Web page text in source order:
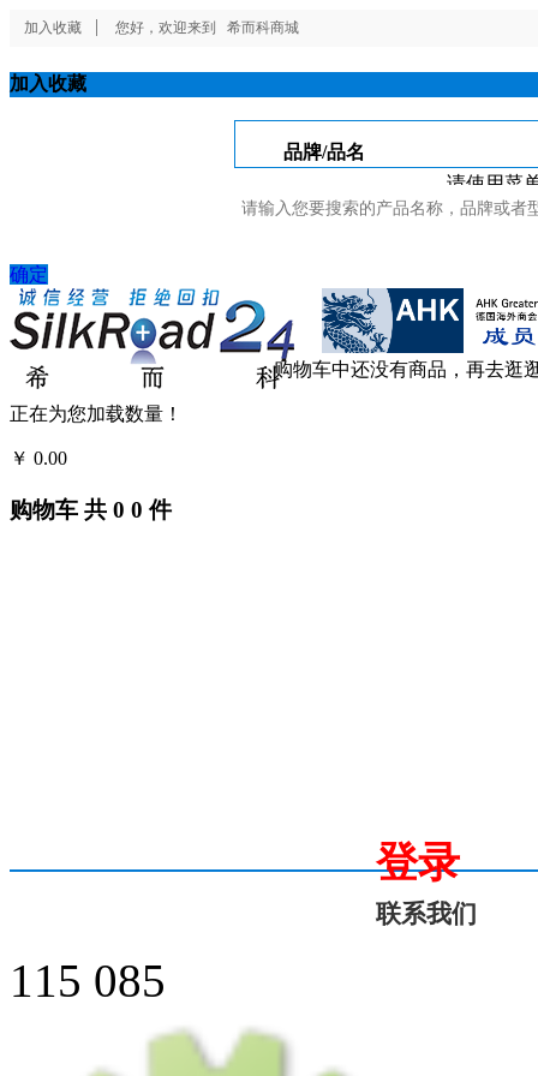
加入收藏 您好，欢迎来到 希而科商城
加入收藏
请使用菜
确定
购物车中还没有商品，再去逛
正在为您加载数量！
￥ 0.00
购物车 共 0 0 件
品牌/品名
登录
联系我们
115 085